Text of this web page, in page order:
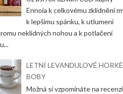
Ennoia k celkovému zklidnění
k lepšímu spánku, k utlumení
neklidných nohou a k potlačení
LETNÍ LEVANDULOVÉ HORKÉ
BOBY
Možná si vzpomínáte na recenzi